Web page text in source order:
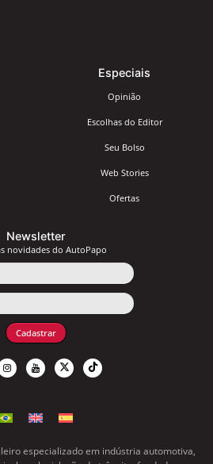
Especiais
Opinião
Escolhas do Editor
Seu Bolso
Web Stories
Ofertas
Newsletter
novidades do AutoPapo
Cadastrar
especializado em indústria automotiva,